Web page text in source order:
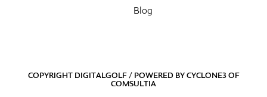
Blog
COPYRIGHT DIGITALGOLF / POWERED BYCYCLONE3OF
COMSULTIA